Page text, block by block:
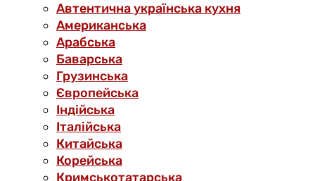
Автентична українська кухня
Американська
Арабська
Баварська
Грузинська
Європейська
Індійська
Італійська
Китайська
Корейська
Кримськотатарська